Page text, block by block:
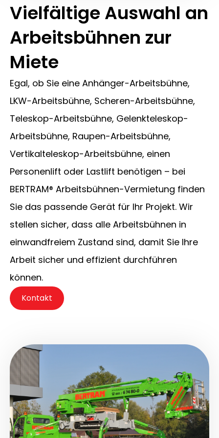
Vielfältige Auswahl an
Arbeitsbühnen zur
Miete
Egal, ob Sie eine Anhänger-Arbeitsbühne,
LKW-Arbeitsbühne, Scheren-Arbeitsbühne,
Teleskop-Arbeitsbühne, Gelenkteleskop-
Arbeitsbühne, Raupen-Arbeitsbühne,
Vertikalteleskop-Arbeitsbühne, einen
Personenlift oder Lastlift benötigen – bei
BERTRAM® Arbeitsbühnen-Vermietung finden
Sie das passende Gerät für Ihr Projekt. Wir
stellen sicher, dass alle Arbeitsbühnen in
einwandfreiem Zustand sind, damit Sie Ihre
Arbeit sicher und effizient durchführen
können.
Kontakt